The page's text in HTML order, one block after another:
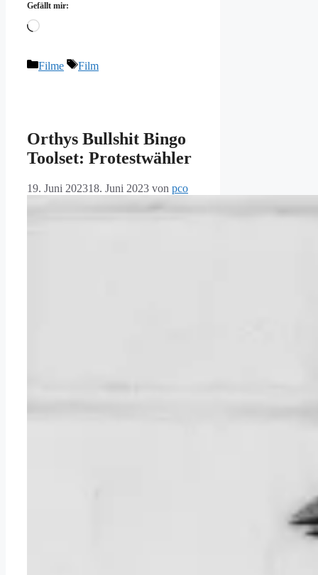
Gefällt mir:
Wird
Kategorien
Filme Schlagwörter
Film
Orthys Bullshit Bingo
Toolset: Protestwähler
19. Juni 202318. Juni 2023 von pco